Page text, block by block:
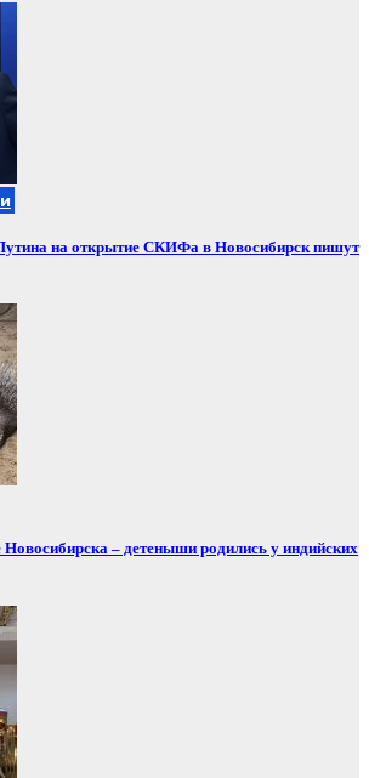
на открытие СКИФа в Новосибирск пишут
Новосибирска – детеныши родились у индийских